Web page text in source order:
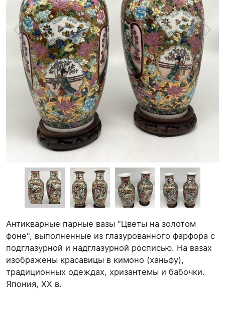
Антикварные парные вазы "Цветы на золотом
фоне", выполненные из глазурованного фарфора с
подглазурной и надглазурной росписью. На вазах
изображены красавицы в кимоно (ханьфу),
традиционных одеждах, хризантемы и бабочки.
Япония, ХХ в.